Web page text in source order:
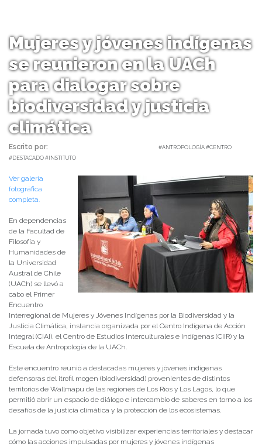
Mujeres y jóvenes indígenas
se reunieron en la UACh
para dialogar sobre
biodiversidad y justicia
climática
Escrito por:
#ANTROPOLOGÍA #CENTRO
#DESTACADO #INSTITUTO
Ver galería
fotográfica
completa.
En dependencias
de la Facultad de
Filosofía y
Humanidades de
la Universidad
Austral de Chile
(UACh) se llevó a
cabo el Primer
Encuentro
Interregional de Mujeres y Jóvenes Indígenas por la Biodiversidad y la
Justicia Climática, instancia organizada por el Centro Indígena de Acción
Integral (CIAI), el Centro de Estudios Interculturales e Indígenas (CIIR) y la
Escuela de Antropología de la UACh.
Este encuentro reunió a destacadas mujeres y jóvenes indígenas
defensoras del itrofil mogen (biodiversidad) provenientes de distintos
territorios de Wallmapu de las regiones de Los Ríos y Los Lagos, lo que
permitió abrir un espacio de diálogo e intercambio de saberes en torno a los
desafíos de la justicia climática y la protección de los ecosistemas.
La jornada tuvo como objetivo visibilizar experiencias territoriales y destacar
cómo las acciones impulsadas por mujeres y jóvenes indígenas